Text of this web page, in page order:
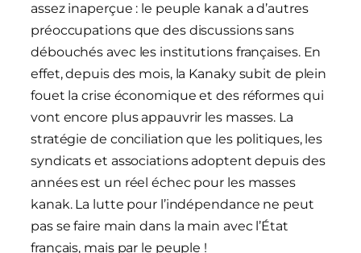
assez inaperçue : le peuple kanak a d’autres
préoccupations que des discussions sans
débouchés avec les institutions françaises. En
effet, depuis des mois, la Kanaky subit de plein
fouet la crise économique et des réformes qui
vont encore plus appauvrir les masses. La
stratégie de conciliation que les politiques, les
syndicats et associations adoptent depuis des
années est un réel échec pour les masses
kanak. La lutte pour l’indépendance ne peut
pas se faire main dans la main avec l’État
français, mais par le peuple !